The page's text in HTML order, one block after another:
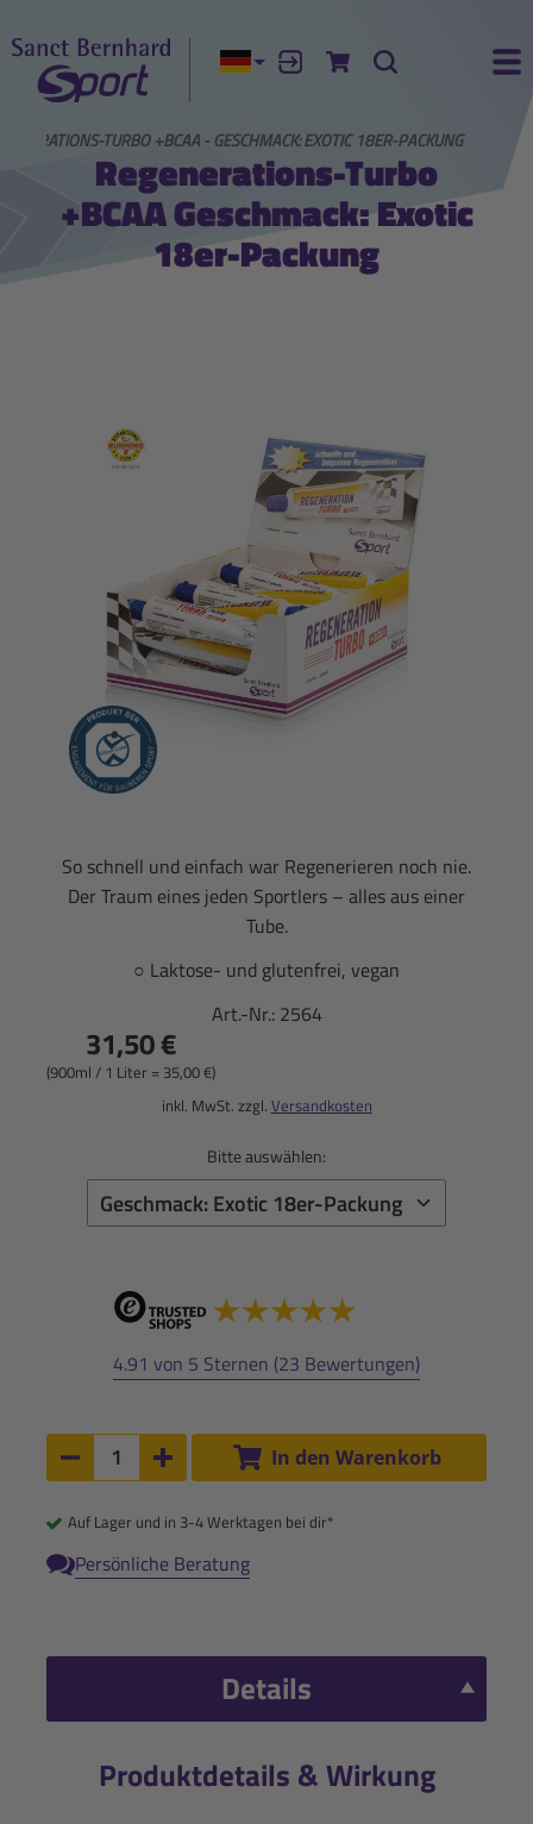
Aktuelle Sprache:
AnmeldenZum Warenkorb
Suche
TURBO +BCAA - GESCHMACK: EXOTIC 18ER-PACKUNG
Regenerations-Turbo
+BCAA Geschmack: Exotic
18er-Packung
So schnell und einfach war Regenerieren noch nie.
Der Traum eines jeden Sportlers – alles aus einer
Tube.
○ Laktose- und glutenfrei, vegan
Art.-Nr.: 2564
31,50 €
(900ml / 1 Liter = 35,00 €)
inkl. MwSt. zzgl. Versandkosten
Bitte auswählen:
4.91 von 5 Sternen (23 Bewertungen)
Anzahl:
Anzahl um 1 verringern
Anzahl um 1 erhöhen
In den Warenkorb
Auf Lager und in 3-4 Werktagen bei dir*
Persönliche Beratung
Details
Produktdetails & Wirkung